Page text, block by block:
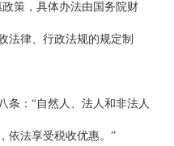
策，具体办法由国务院财
法律、行政法规的规定制
条：“自然人、法人和非法人
依法享受税收优惠。”